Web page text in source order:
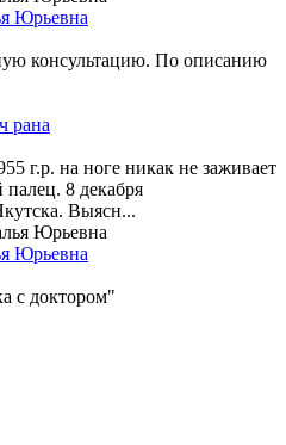
Юрьевна
консультацию. По описанию
рана
г.р. на ноге никак не заживает
8 декабря
Выясн...
Юрьевна
с доктором"